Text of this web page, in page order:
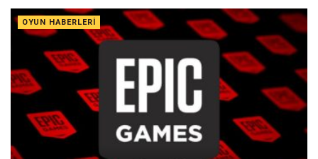
OYUN HABERLERI